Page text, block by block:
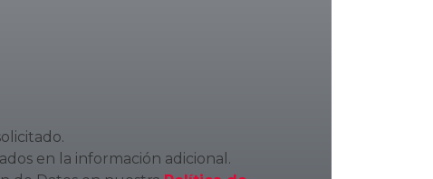
en la información adicional.